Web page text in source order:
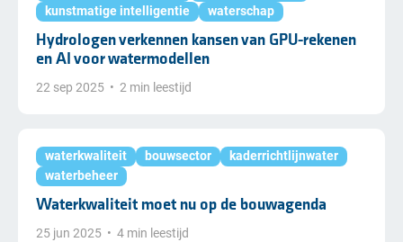
kunstmatige intelligentie
waterschap
Hydrologen verkennen kansen van GPU-rekenen
en AI voor watermodellen
22 sep 2025 • 2 min leestijd
waterkwaliteit bouwsector
kaderrichtlijnwater
waterbeheer
Waterkwaliteit moet nu op de bouwagenda
25 jun 2025 • 4 min leestijd